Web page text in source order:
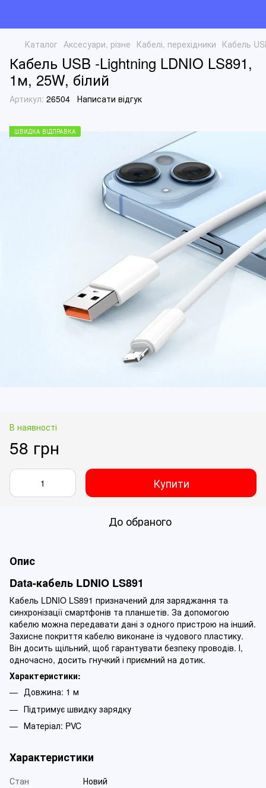
Каталог Аксесуари, різне Кабелі, перехідники Кабель
Кабель USB -Lightning LDNIO LS891,
1м, 25W, білий
Артикул: 26504 Написати відгук
ШВИДКА ВІДПРАВКА
В наявності
58 грн
Купити
До обраного
Опис
Data-кабель LDNIO LS891
Кабель LDNIO LS891 призначений для заряджання та
синхронізації смартфонів та планшетів. За допомогою
кабелю можна передавати дані з одного пристрою на інший.
Захисне покриття кабелю виконане із чудового пластику.
Він досить щільний, щоб гарантувати безпеку проводів. І,
одночасно, досить гнучкий і приємний на дотик.
Характеристики:
Довжина: 1 м
Підтримує швидку зарядку
Матеріал: PVC
Характеристики
Стан
Новий